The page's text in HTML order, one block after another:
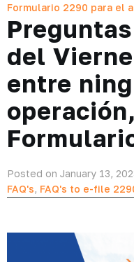
Formulario 2290 para el
del
entre
Posted on January 13,
FAQ's, FAQ's to e-file